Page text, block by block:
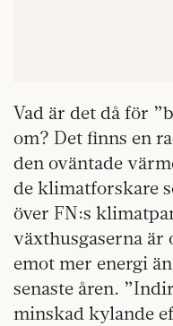
Vad är det då för
om? Det finns en
den oväntade
de klimatforskare
över FN:s
växthusgaserna
emot mer energi
senaste åren.
minskad kylande